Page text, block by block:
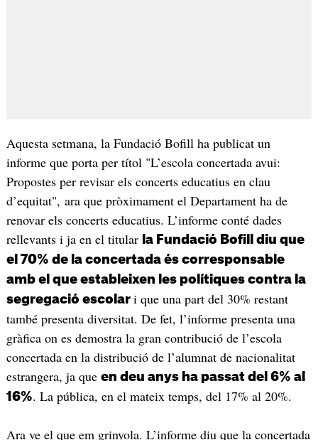
Aquesta setmana, la Fundació Bofill ha publicat un
informe que porta per títol "L’escola concertada avui:
Propostes per revisar els concerts educatius en clau
d’equitat", ara que pròximament el Departament ha de
renovar els concerts educatius. L’informe conté dades
rellevants i ja en el titular la Fundació Bofill diu que
el 70% de la concertada és corresponsable
amb el que estableixen les polítiques contra la
segregació escolar i que una part del 30% restant
també presenta diversitat. De fet, l’informe presenta una
gràfica on es demostra la gran contribució de l’escola
concertada en la distribució de l’alumnat de nacionalitat
estrangera, ja que en deu anys ha passat del 6% al
16%. La pública, en el mateix temps, del 17% al 20%.
Ara ve el que em grinyola. L’informe diu que la concertada